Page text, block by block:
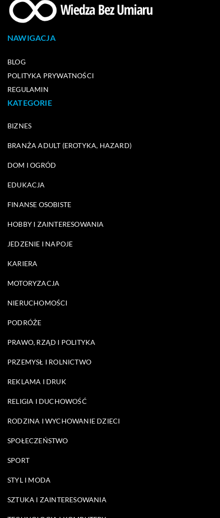
NAWIGACJA
BLOG
POLITYKA PRYWATNOŚCI
REGULAMIN
KATEGORIE
BIZNES
BRANŻA ADULT (EROTYKA, HAZARD)
DOM I OGRÓD
EDUKACJA
FINANSE OSOBISTE
HOBBY I ZAINTERESOWANIA
JEDZENIE I NAPOJE
KARIERA
MOTORYZACJA
NIERUCHOMOŚCI
PODRÓŻE
PRAWO, RZĄD I POLITYKA
PRZEMYSŁ I ROLNICTWO
REKLAMA I DRUK
RELIGIA I DUCHOWOŚĆ
RODZINA I WYCHOWANIE DZIECI
SPOŁECZEŃSTWO
SPORT
STYL I MODA
SZTUKA I ZAINTERESOWANIA